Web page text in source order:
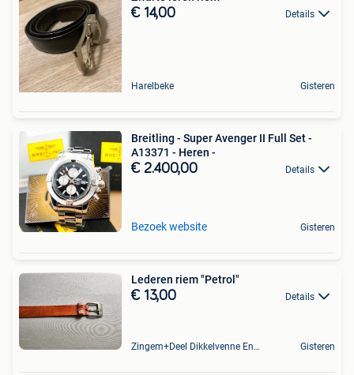
€ 14,00 Details
Harelbeke Gisteren
Breitling - Super Avenger II Full Set -
A13371 - Heren -
€ 2.400,00 Details
Bezoek website Gisteren
Lederen riem "Petrol"
€ 13,00 Details
Zingem+Deel Dikkelvenne En Nederzwalm-Hermelgem Gisteren